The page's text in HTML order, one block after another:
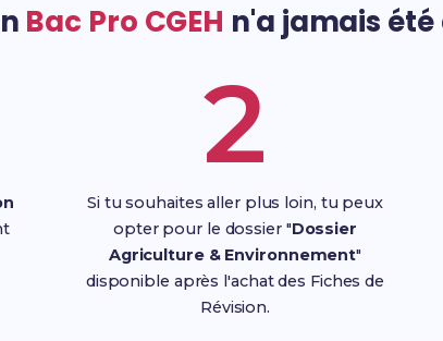
Bac Pro CGEH n'a jamais
2
Si tu souhaites aller plus loin, tu peux
opter pour le dossier "Dossier
Agriculture & Environnement"
disponible après l'achat des Fiches de
Révision.